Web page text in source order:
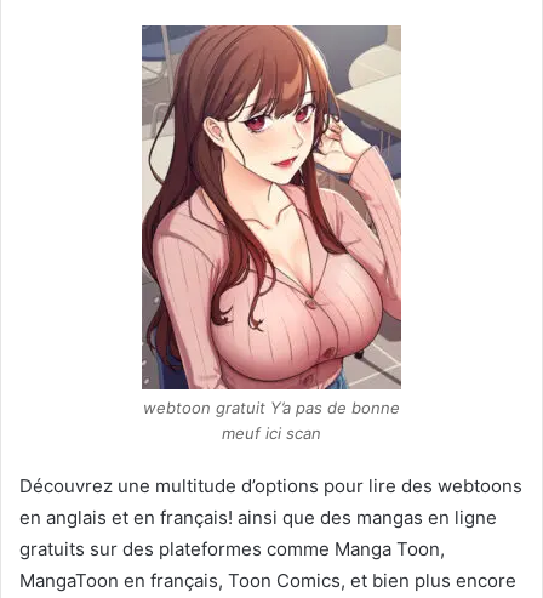
webtoon gratuit Y’a pas de bonne
meuf ici scan
Découvrez une multitude d’options pour lire des webtoons
en anglais et en français! ainsi que des mangas en ligne
gratuits sur des plateformes comme Manga Toon,
MangaToon en français, Toon Comics, et bien plus encore